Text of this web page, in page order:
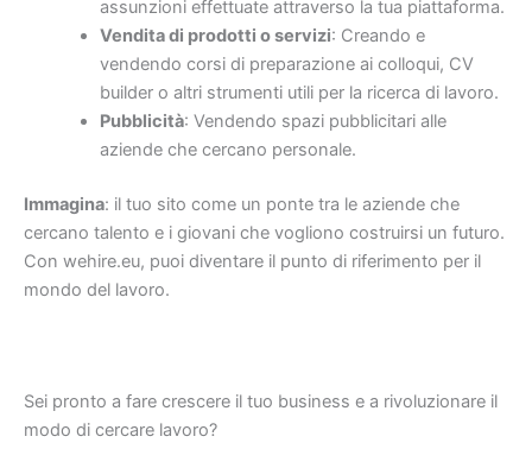
assunzioni effettuate attraverso la tua piattaforma.
Vendita di prodotti o servizi: Creando e
vendendo corsi di preparazione ai colloqui, CV
builder o altri strumenti utili per la ricerca di lavoro.
Pubblicità: Vendendo spazi pubblicitari alle
aziende che cercano personale.
Immagina: il tuo sito come un ponte tra le aziende che
cercano talento e i giovani che vogliono costruirsi un futuro.
Con wehire.eu, puoi diventare il punto di riferimento per il
mondo del lavoro.
Sei pronto a fare crescere il tuo business e a rivoluzionare il
modo di cercare lavoro?